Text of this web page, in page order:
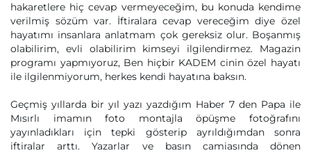
hakaretlere hiç cevap vermeyeceğim, bu konuda kendime
verilmiş sözüm var. İftiralara cevap vereceğim diye özel
hayatımı insanlara anlatmam çok gereksiz olur. Boşanmış
olabilirim, evli olabilirim kimseyi ilgilendirmez. Magazin
programı yapmıyoruz, Ben hiçbir KADEM cinin özel hayatı
ile ilgilenmiyorum, herkes kendi hayatına baksın.
Geçmiş yıllarda bir yıl yazı yazdığım Haber 7 den Papa ile
Mısırlı imamın foto montajla öpüşme fotoğrafını
yayınladıkları için tepki gösterip ayrıldığımdan sonra
iftiralar arttı. Yazarlar ve basın camiasında dönen